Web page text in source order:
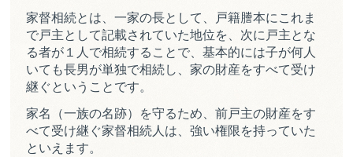
家督相続とは、一家の長として、戸籍謄本にこれま
で戸主として記載されていた地位を、次に戸主とな
る者が１人で相続することで、基本的には子が何人
いても長男が単独で相続し、家の財産をすべて受け
継ぐということです。
家名（一族の名跡）を守るため、前戸主の財産をす
べて受け継ぐ家督相続人は、強い権限を持っていた
といえます。